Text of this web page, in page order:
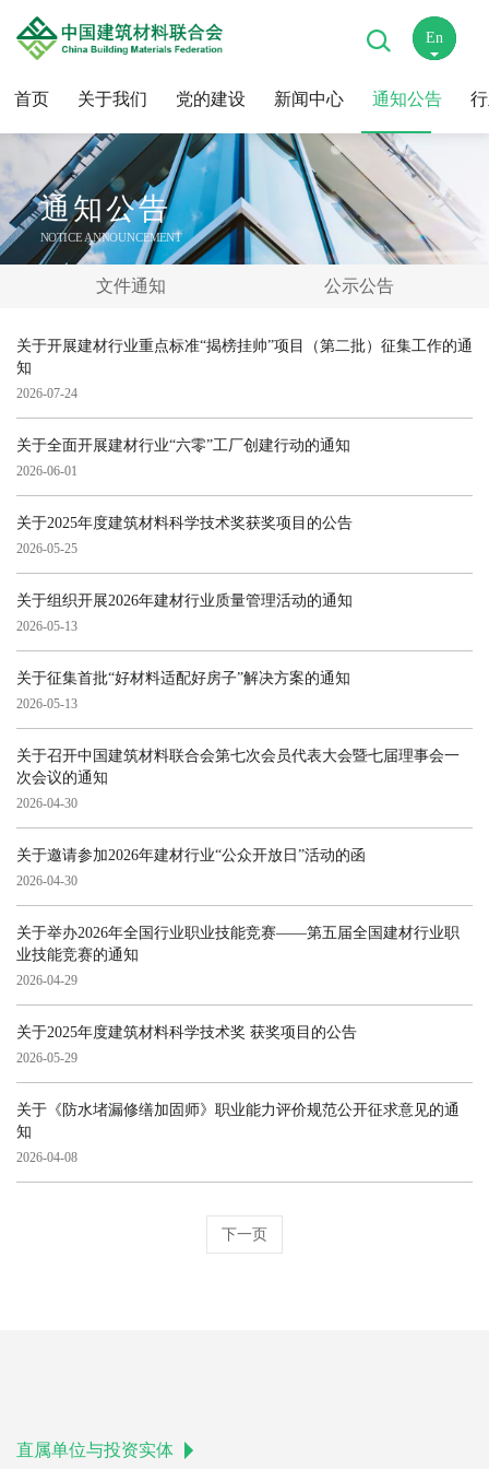
首页 关于我们 党的建设 新闻中心 通知公告
En
中
通知公告
NOTICE ANNOUNCEMENT
文件通知 公示公告
关于开展建材行业重点标准“揭榜挂帅”项目（第二批）征集工作的通
知
2026-07-24
关于全面开展建材行业“六零”工厂创建行动的通知
2026-06-01
关于2025年度建筑材料科学技术奖获奖项目的公告
2026-05-25
关于组织开展2026年建材行业质量管理活动的通知
2026-05-13
关于征集首批“好材料适配好房子”解决方案的通知
2026-05-13
关于召开中国建筑材料联合会第七次会员代表大会暨七届理事会一
次会议的通知
2026-04-30
关于邀请参加2026年建材行业“公众开放日”活动的函
2026-04-30
关于举办2026年全国行业职业技能竞赛——第五届全国建材行业职
业技能竞赛的通知
2026-04-29
关于2025年度建筑材料科学技术奖 获奖项目的公告
2026-05-29
关于《防水堵漏修缮加固师》职业能力评价规范公开征求意见的通
知
2026-04-08
下一页
直属单位与投资实体